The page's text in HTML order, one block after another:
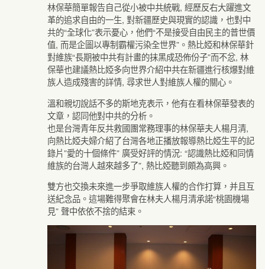
林保華簡單報告自己從小被中共統戰, 經歷反右大躍進文
革的追求自由的一生, 對新疆歷史與現實的認識，也對中
共的“全球化”表示憂心，他們“不是接受自由民主的普世價
值, 而是企圖以專制霸權污染全世界”。熱比婭和林保華針
對維族“長期被中共有計畫的抹黑成恐佈份子”而不忿, 林
保華也建議熱比婭多向世界介紹中共在新疆進行核爆對維
族人造成殘害的詳情, 尋求世人對維族人權的關心。
溫和親切說話不多的斯地克表示，他有在看林保華發表的
文章，認同他對中共的分析。
也是台灣青年反共救國團常務理事的林保華夫人楊月清,
向熱比婭夫婦介紹了台灣各地正播放報導熱比婭生平的記
錄片”愛的十個條件” 廣受好評的情況: “認識熱比婭和同情
維族的台灣人越來越多了”, 熱比婭聽到頗為高興。
雙方也交換未來進一步爭取維族人權的合作打算，并且互
送紀念品。這場難得聚會在林夫人楊月清承諾“桃園機場
見” 聲中依依不捨的結束。